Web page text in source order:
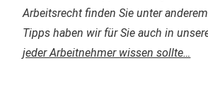
Arbeitsrecht finden Sie unter
Tipps haben wir für Sie auch in
jeder Arbeitnehmer wissen sollte…